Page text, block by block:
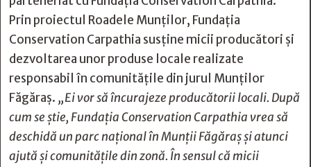
Prin proiectul Roadele Munților, Fundația
Conservation Carpathia susține micii producători și
dezvoltarea unor produse locale realizate
responsabil în comunitățile din jurul Munților
Făgăraș. „Ei vor să încurajeze producătorii locali. După
cum se știe, Fundația Conservation Carpathia vrea să
deschidă un parc național în Munții Făgăraș și atunci
ajută și comunitățile din zonă. În sensul că micii